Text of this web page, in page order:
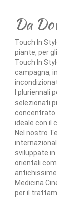
Da
Touch In
piante, per
Touch In
campagna,
I pluriennali
selezionati
concentrato
ideale con il
Nel nostro
sviluppate in
orientali
Medicina
per il